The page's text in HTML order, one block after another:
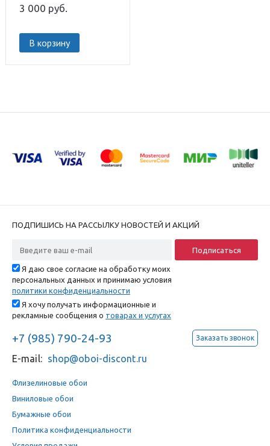
3 000 руб.
В корзину
ПОДПИШИСЬ НА РАССЫЛКУ НОВОСТЕЙ И АКЦИЙ
Я даю свое согласие на обработку моих
персональных данных и принимаю условия
политики конфиденциальности
Я хочу получать информационные и
рекламные сообщения о товарах и услугах
+7 (985) 790-24-93 Заказать звонок
E-mail: shop@oboi-discont.ru
Флизелиновые обои
Виниловые обои
Бумажные обои
Политика конфиденциальности